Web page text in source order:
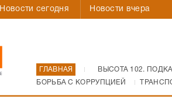
Новости сегодня Новости вчера
ГЛАВНАЯ ВЫСОТА 102.
БОРЬБА С КОРРУПЦИЕЙ